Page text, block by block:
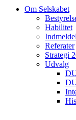
Om Selskabet
Habilitet
Referater
Strategi
Udvalg